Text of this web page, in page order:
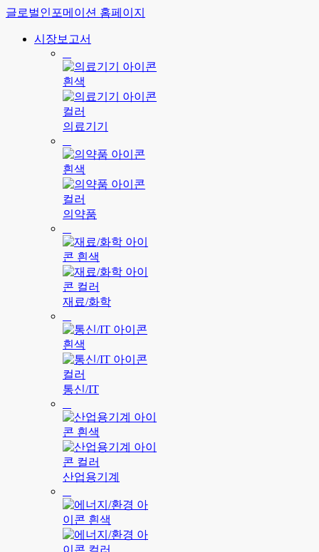
글로벌인포메이션 홈페이지
시장보고서
의료기기
의약품
재료/화학
통신/IT
산업용기계